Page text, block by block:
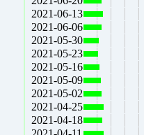
2021-06-13
2021-06-06
2021-05-30
2021-05-23
2021-05-16
2021-05-09
2021-05-02
2021-04-25
2021-04-18